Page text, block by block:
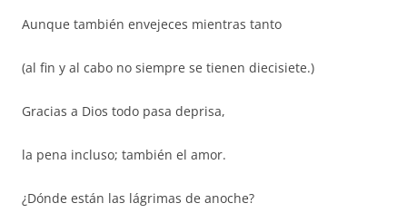
Aunque también envejeces mientras tanto
(al fin y al cabo no siempre se tienen diecisiete.)
Gracias a Dios todo pasa deprisa,
la pena incluso; también el amor.
¿Dónde están las lágrimas de anoche?